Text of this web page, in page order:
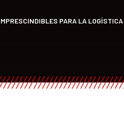
PARA LA